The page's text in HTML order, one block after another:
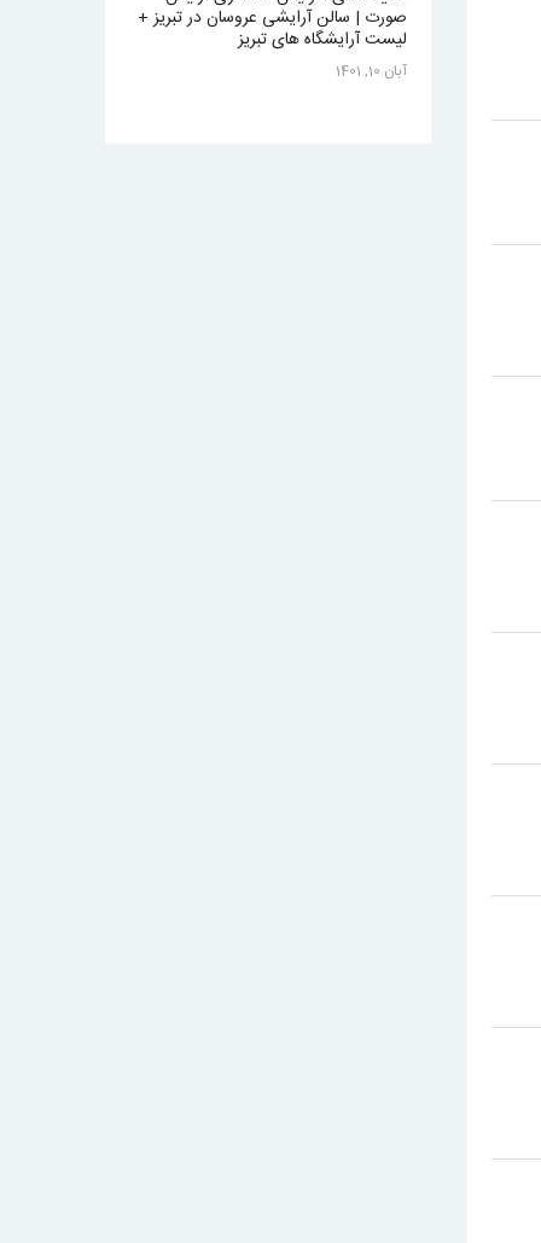
صورت | سالن آرایشی عروسان در تبریز +
لیست آرایشگاه های تبریز
آبان 10, 1401